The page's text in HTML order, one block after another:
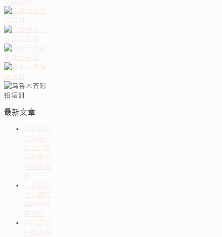
最新文章
彩彩铅完
全指南：
从入门教
程到叠色
技巧全解
析
儿童画节
日主题作
品的创意
与技巧
色彩运用
中因人因